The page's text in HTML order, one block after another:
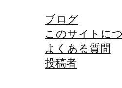
ブログ
このサイトに
よくある質問
投稿者